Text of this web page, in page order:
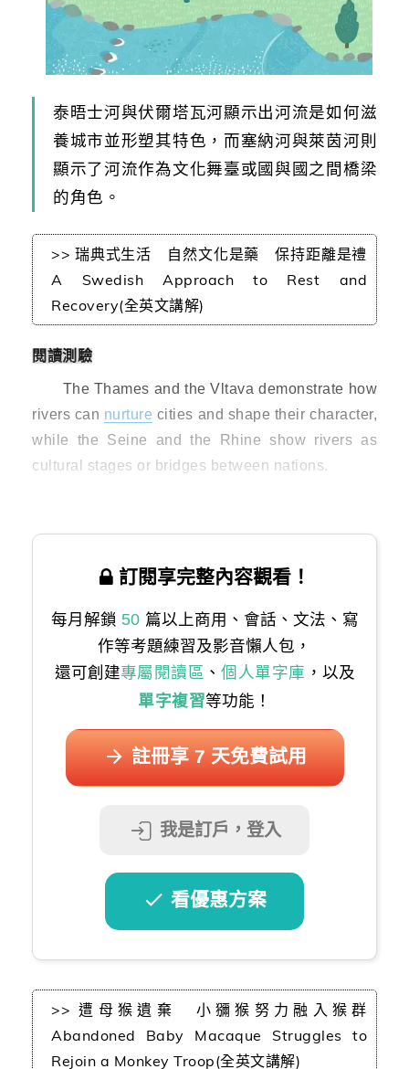
泰晤士河與伏爾塔瓦河顯示出河流是如何滋
養城市並形塑其特色，而塞納河與萊茵河則
顯示了河流作為文化舞臺或國與國之間橋梁
的角色。
>> 瑞典式生活 自然文化是藥 保持距離是禮
A Swedish Approach to Rest and
Recovery(全英文講解)
閱讀測驗
The Thames and the Vltava demonstrate how
rivers can nurture cities and shape their character,
while the Seine and the Rhine show rivers as
cultural stages or bridges between nations.
訂閱享完整內容觀看！
每月解鎖 50 篇以上商用、會話、文法、寫
作等考題練習及影音懶人包，
還可創建專屬閱讀區 、 個人單字庫 ，以及
單字複習等功能！
註冊享 7 天免費試用
我是訂戶，登入
看優惠方案
>> 遭母猴遺棄 小獼猴努力融入猴群
Abandoned Baby Macaque Struggles to
Rejoin a Monkey Troop(全英文講解)